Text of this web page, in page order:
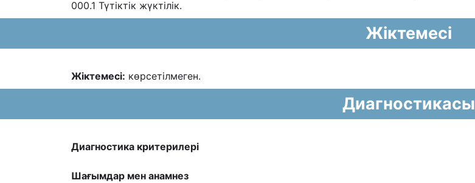
000.1 Түтіктік жүктілік.
Жіктемесі
Жіктемесі: көрсетілмеген.
Диагностикасы
Диагностика критерилері
Шағымдар мен анамнез